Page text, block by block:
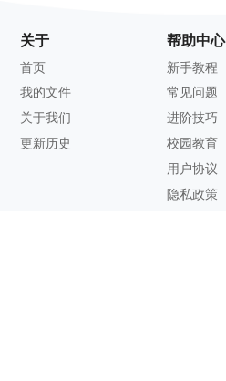
关于
首页
我的文件
关于我们
更新历史
帮助中心
新手教程
常见问题
进阶技巧
校园教育
用户协议
隐私政策